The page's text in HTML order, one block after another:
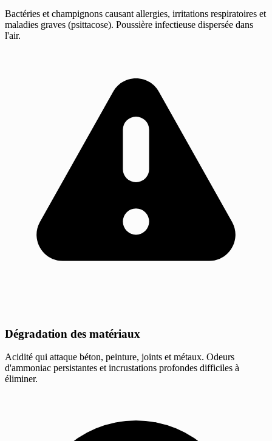
Bactéries et champignons causant allergies, irritations respiratoires et
maladies graves (psittacose). Poussière infectieuse dispersée dans
l'air.
Dégradation des matériaux
Acidité qui attaque béton, peinture, joints et métaux. Odeurs
d'ammoniac persistantes et incrustations profondes difficiles à
éliminer.